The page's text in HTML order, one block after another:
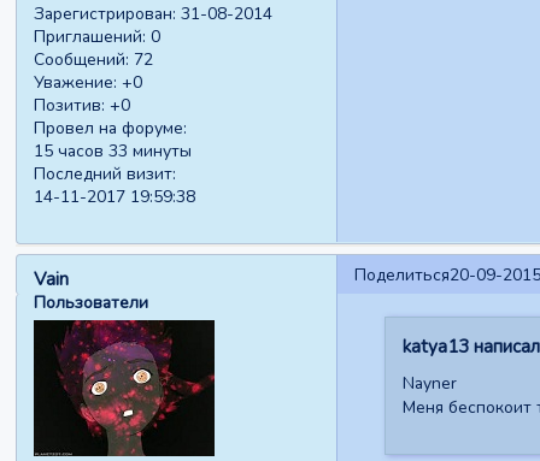
Зарегистрирован: 31-08-2014
Приглашений: 0
Сообщений: 72
Уважение: +0
Позитив: +0
Провел на форуме:
15 часов 33 минуты
Последний визит:
14-11-2017 19:59:38
Поделиться20-09-
Vain
Пользователи
katya13
Nayner
Меня